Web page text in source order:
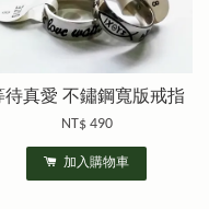
待真愛 不鏽鋼寬版戒指
NT$ 490
加入購物車